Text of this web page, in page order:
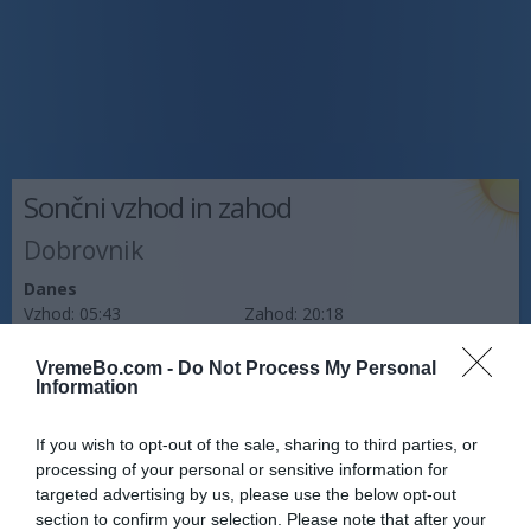
VremeBo.com - Do Not Process My Personal
Information
If you wish to opt-out of the sale, sharing to third parties, or
processing of your personal or sensitive information for
targeted advertising by us, please use the below opt-out
section to confirm your selection. Please note that after your
Sončni vzhod in zahod
Dobrovnik
Danes
Vzhod: 05:43 Zahod: 20:18
Jutri
Vzhod:05:44
Pojutrišnjem
Vzhod:05:45 Zahod:20:15